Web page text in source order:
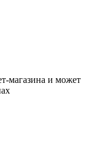
магазина и может